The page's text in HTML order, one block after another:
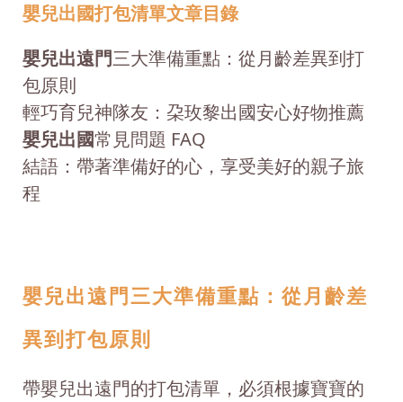
嬰兒出國打包清單文章目錄
嬰兒出遠門三大準備重點：從月齡差異到打
包原則
輕巧育兒神隊友：朶玫黎出國安心好物推薦
嬰兒出國常見問題 FAQ
結語：帶著準備好的心，享受美好的親子旅
程
嬰兒出遠門三大準備重點：從月齡差
異到打包原則
帶嬰兒出遠門的打包清單，必須根據寶寶的